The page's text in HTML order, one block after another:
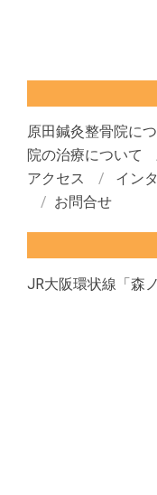
原田鍼灸整骨院に
院の治療について
アクセス
イン
お問合せ
JR大阪環状線「森